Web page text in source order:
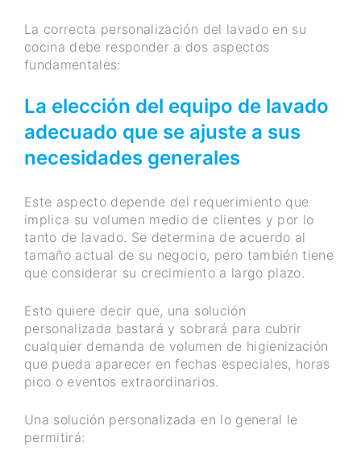
La correcta personalización del lavado en su
cocina debe responder a dos aspectos
fundamentales:
La elección del equipo de lavado
adecuado que se ajuste a sus
necesidades generales
Este aspecto depende del requerimiento que
implica su volumen medio de clientes y por lo
tanto de lavado. Se determina de acuerdo al
tamaño actual de su negocio, pero también tiene
que considerar su crecimiento a largo plazo.
Esto quiere decir que, una solución
personalizada bastará y sobrará para cubrir
cualquier demanda de volumen de higienización
que pueda aparecer en fechas especiales, horas
pico o eventos extraordinarios.
Una solución personalizada en lo general le
permitirá: